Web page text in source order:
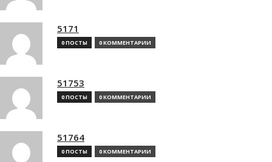
5171
0 ПОСТЫ 0 КОММЕНТАРИИ
51753
0 ПОСТЫ 0 КОММЕНТАРИИ
51764
0 ПОСТЫ 0 КОММЕНТАРИИ